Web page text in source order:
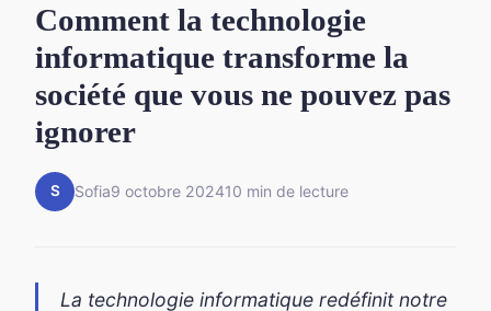
Comment la technologie
informatique transforme la
société que vous ne pouvez pas
ignorer
S Sofia9 octobre 202410 min de lecture
La technologie informatique redéfinit notre